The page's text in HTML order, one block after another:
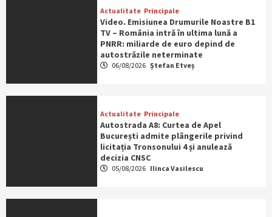
Actualitate Principale
Video. Emisiunea Drumurile Noastre B1
TV – România intră în ultima lună a
PNRR: miliarde de euro depind de
autostrăzile neterminate
06/08/2026 Ștefan Etveș
Actualitate Principale
Autostrada A8: Curtea de Apel
București admite plângerile privind
licitația Tronsonului 4 și anulează
decizia CNSC
05/08/2026 Ilinca Vasilescu